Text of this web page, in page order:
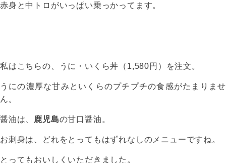
赤身と中トロがいっぱい乗っかってます。
私はこちらの、うに・いくら丼（1,580円）を注文。
うにの濃厚な甘みといくらのプチプチの食感がたまりませ
ん。
醤油は、 鹿児島の甘口醤油。
お刺身は、どれをとってもはずれなしのメニューですね。
とってもおいしくいただきました。